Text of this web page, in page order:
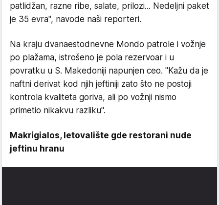
patlidžan, razne ribe, salate, prilozi... Nedeljni paket
je 35 evra", navode naši reporteri.
Na kraju dvanaestodnevne Mondo patrole i vožnje
po plažama, istrošeno je pola rezervoar i u
povratku u S. Makedoniji napunjen ceo. "Kažu da je
naftni derivat kod njih jeftiniji zato što ne postoji
kontrola kvaliteta goriva, ali po vožnji nismo
primetio nikakvu razliku".
Makrigialos, letovalište gde restorani nude
jeftinu hranu